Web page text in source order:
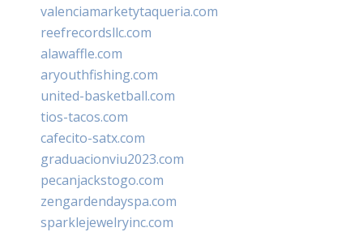
valenciamarketytaqueria.com
reefrecordsllc.com
alawaffle.com
aryouthfishing.com
united-basketball.com
tios-tacos.com
cafecito-satx.com
graduacionviu2023.com
pecanjackstogo.com
zengardendayspa.com
sparklejewelryinc.com